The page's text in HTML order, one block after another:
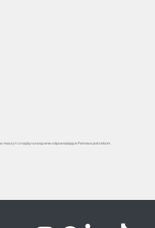
i znajdą rozwiązanie odpowiadające Państwa potrzebom.